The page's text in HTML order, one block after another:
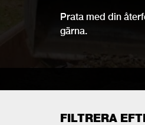
Prata med din
gärna.
FILTRERA